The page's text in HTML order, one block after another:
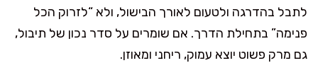
לתבל בהדרגה ולטעום לאורך הבישול, ולא “לזרוק הכל
פנימה” בתחילת הדרך. אם שומרים על סדר נכון של תיבול,
גם מרק פשוט יוצא עמוק, ריחני ומאוזן.